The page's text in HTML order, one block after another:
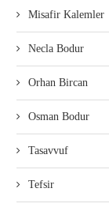
Misafir Kalemler
Necla Bodur
Orhan Bircan
Osman Bodur
Tasavvuf
Tefsir